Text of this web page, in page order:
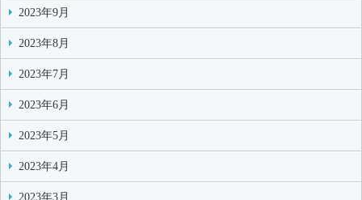
2023年9月
2023年8月
2023年7月
2023年6月
2023年5月
2023年4月
2023年3月